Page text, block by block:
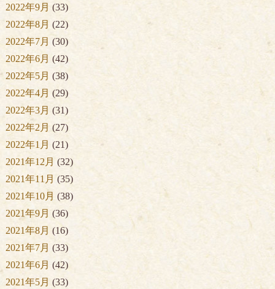
2022年9月 (33)
2022年8月 (22)
2022年7月 (30)
2022年6月 (42)
2022年5月 (38)
2022年4月 (29)
2022年3月 (31)
2022年2月 (27)
2022年1月 (21)
2021年12月 (32)
2021年11月 (35)
2021年10月 (38)
2021年9月 (36)
2021年8月 (16)
2021年7月 (33)
2021年6月 (42)
2021年5月 (33)